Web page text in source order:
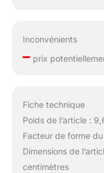
Inconvénients
–prix
Fiche technique
Poids de l’article :
Facteur de forme
Dimensions de
centimètres